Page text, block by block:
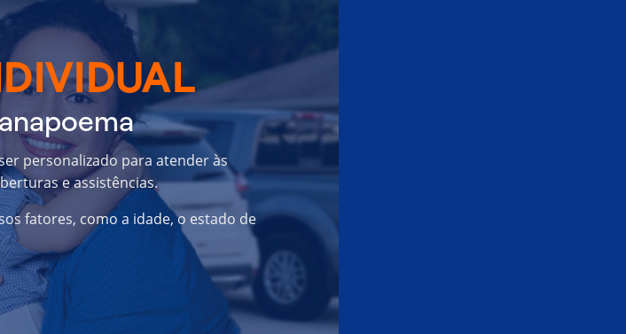
personalizado para atender às
e assistências.
fatores, como a idade, o estado de